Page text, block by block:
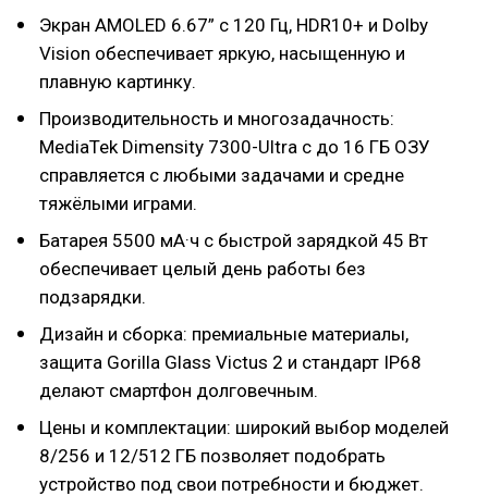
Экран AMOLED 6.67” с 120 Гц, HDR10+ и Dolby
Vision обеспечивает яркую, насыщенную и
плавную картинку.
Производительность и многозадачность:
MediaTek Dimensity 7300-Ultra с до 16 ГБ ОЗУ
справляется с любыми задачами и средне
тяжёлыми играми.
Батарея 5500 мА·ч с быстрой зарядкой 45 Вт
обеспечивает целый день работы без
подзарядки.
Дизайн и сборка: премиальные материалы,
защита Gorilla Glass Victus 2 и стандарт IP68
делают смартфон долговечным.
Цены и комплектации: широкий выбор моделей
8/256 и 12/512 ГБ позволяет подобрать
устройство под свои потребности и бюджет.